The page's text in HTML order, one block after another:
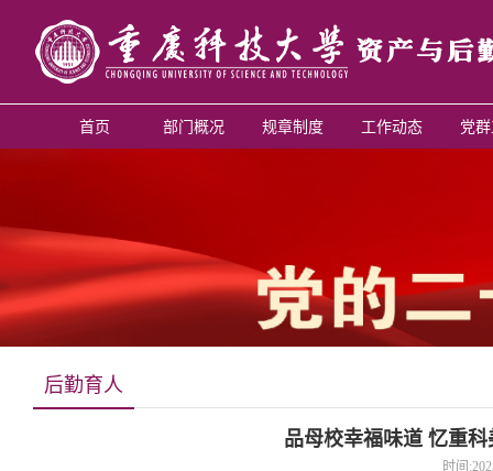
首页 部门概况 规章制度 工作动态 党
后勤育人
品母校幸福味道 忆重
时间